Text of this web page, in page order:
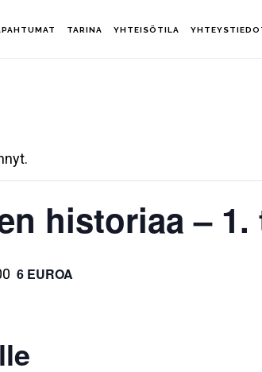
TARINA YHTEISÖTILA
historiaa –
6 EUROA